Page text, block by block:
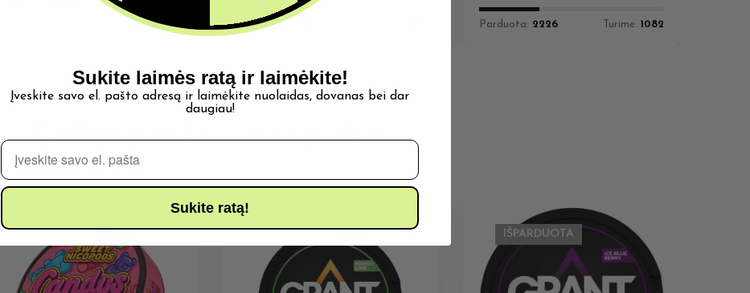
Parduota: Parduota: 2226 Turime: 1082
Galbūt patiks ir šios prekės
IŠPARDUOTA IŠPARDUOTA IŠPARDUOTA
Sukite laimės ratą ir laimėkite!
Įveskite savo el. pašto adresą ir laimėkite nuolaidas, dovanas bei dar
daugiau!
El. Pašto adresas
Sukite ratą!